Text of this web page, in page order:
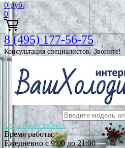
0 руб.
0
8 (495) 177-56-75
Консультация специалистов. Звоните!
Обратный звонок
Время работы:
Ежедневно с 9:00 до 21:00